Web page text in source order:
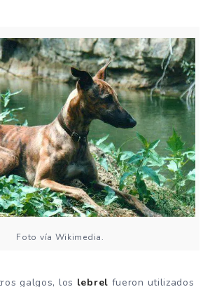
Foto vía Wikimedia.
galgos, los lebrel fueron utilizados